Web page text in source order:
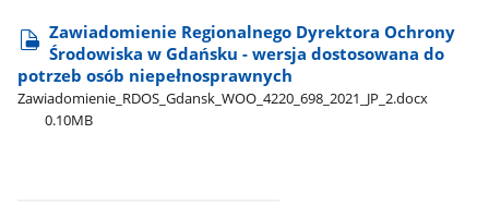
Zawiadomienie Regionalnego Dyrektora Ochrony
Środowiska w Gdańsku - wersja dostosowana do
potrzeb osób niepełnosprawnych
Zawiadomienie​_RDOS​_Gdansk​_WOO​_4220​_698​_2021​_JP​_2.docx
0.10MB